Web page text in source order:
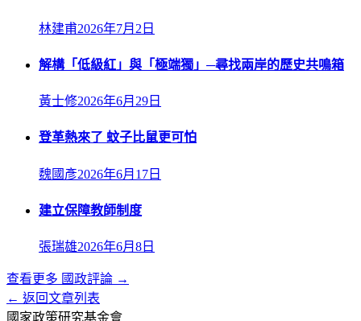
林建甫2026年7月2日
解構「低級紅」與「極端獨」─尋找兩岸的歷史共鳴箱
黃士修2026年6月29日
登革熱來了 蚊子比鼠更可怕
魏國彥2026年6月17日
建立保障教師制度
張瑞雄2026年6月8日
查看更多 國政評論 →
← 返回文章列表
國家政策研究基金會